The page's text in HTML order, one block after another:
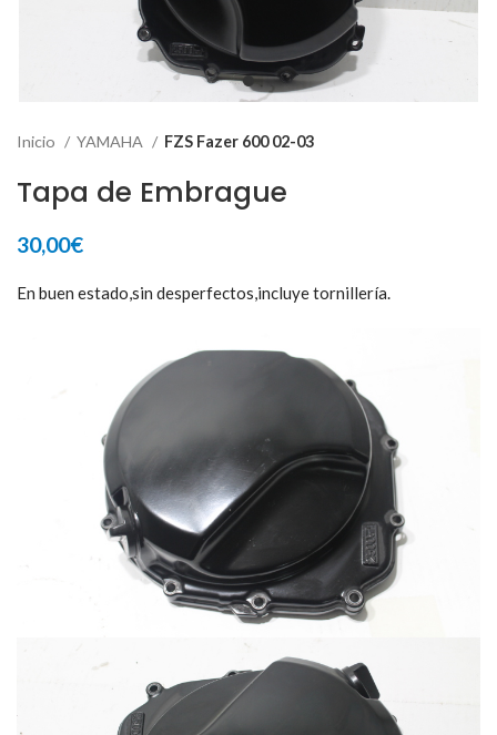
Inicio YAMAHA FZS Fazer 600 02-03
Tapa de Embrague
30,00€
En buen estado,sin desperfectos,incluye tornillería.